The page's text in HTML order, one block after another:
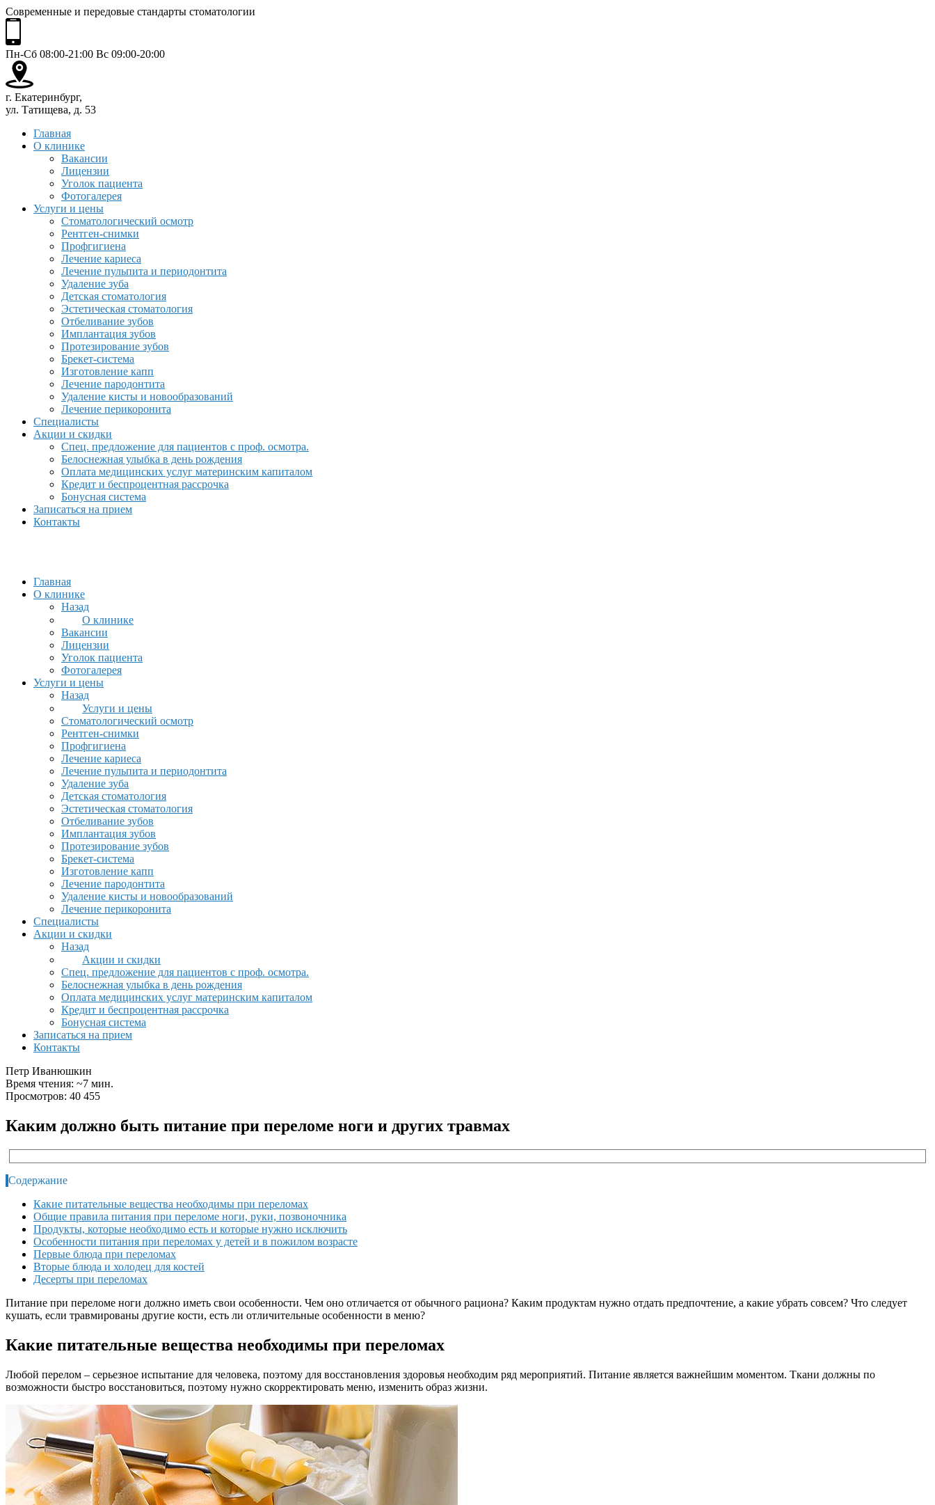
Современные и передовые стандарты стоматологии
Пн-Сб 08:00-21:00 Вс 09:00-20:00
г. Екатеринбург,
ул. Татищева, д. 53
Главная
О клинике
Вакансии
Лицензии
Уголок пациента
Фотогалерея
Услуги и цены
Стоматологический осмотр
Рентген-снимки
Профгигиена
Лечение кариеса
Лечение пульпита и периодонтита
Удаление зуба
Детская стоматология
Эстетическая стоматология
Отбеливание зубов
Имплантация зубов
Протезирование зубов
Брекет-система
Изготовление капп
Лечение пародонтита
Удаление кисты и новообразований
Лечение перикоронита
Специалисты
Акции и скидки
Спец. предложение для пациентов с проф. осмотра.
Белоснежная улыбка в день рождения
Оплата медицинских услуг материнским капиталом
Кредит и беспроцентная рассрочка
Бонусная система
Записаться на прием
Контакты
Главная
О клинике
Назад
О клинике
Вакансии
Лицензии
Уголок пациента
Фотогалерея
Услуги и цены
Назад
Услуги и цены
Стоматологический осмотр
Рентген-снимки
Профгигиена
Лечение кариеса
Лечение пульпита и периодонтита
Удаление зуба
Детская стоматология
Эстетическая стоматология
Отбеливание зубов
Имплантация зубов
Протезирование зубов
Брекет-система
Изготовление капп
Лечение пародонтита
Удаление кисты и новообразований
Лечение перикоронита
Специалисты
Акции и скидки
Назад
Акции и скидки
Спец. предложение для пациентов с проф. осмотра.
Белоснежная улыбка в день рождения
Оплата медицинских услуг материнским капиталом
Кредит и беспроцентная рассрочка
Бонусная система
Записаться на прием
Контакты
Петр Иванюшкин
Время чтения: ~7 мин.
Просмотров: 40 455
Каким должно быть питание при переломе ноги и других травмах
Содержание
Какие питательные вещества необходимы при переломах
Общие правила питания при переломе ноги, руки, позвоночника
Продукты, которые необходимо есть и которые нужно исключить
Особенности питания при переломах у детей и в пожилом возрасте
Первые блюда при переломах
Вторые блюда и холодец для костей
Десерты при переломах
Питание при переломе ноги должно иметь свои особенности. Чем оно отличается от обычного рациона? Каким продуктам нужно отдать предпочтение, а какие убрать совсем? Что следует
кушать, если травмированы другие кости, есть ли отличительные особенности в меню?
Какие питательные вещества необходимы при переломах
Любой перелом – серьезное испытание для человека, поэтому для восстановления здоровья необходим ряд мероприятий. Питание является важнейшим моментом. Ткани должны по
возможности быстро восстановиться, поэтому нужно скорректировать меню, изменить образ жизни.